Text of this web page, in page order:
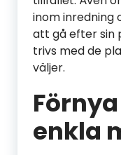
inom inredning
att gå efter sin
trivs med de
väljer.
enkla